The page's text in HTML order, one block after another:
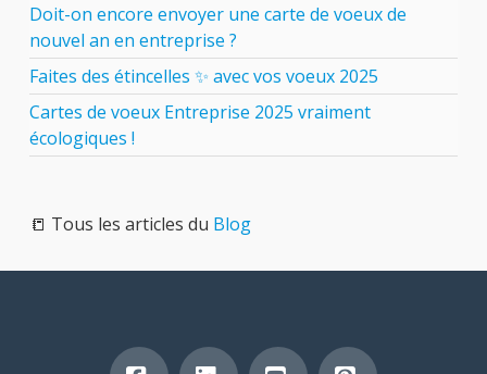
Doit-on encore envoyer une carte de voeux de
nouvel an en entreprise ?
Faites des étincelles ✨ avec vos voeux 2025
Cartes de voeux Entreprise 2025 vraiment
écologiques !
📒 Tous les articles du Blog